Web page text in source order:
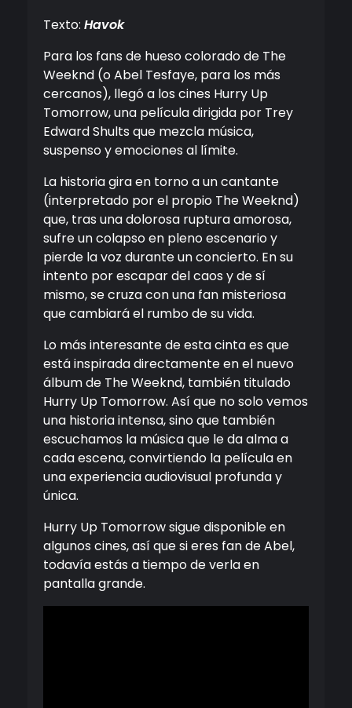
Texto: Havok
Para los fans de hueso colorado de The
Weeknd (o Abel Tesfaye, para los más
cercanos), llegó a los cines Hurry Up
Tomorrow, una película dirigida por Trey
Edward Shults que mezcla música,
suspenso y emociones al límite.
La historia gira en torno a un cantante
(interpretado por el propio The Weeknd)
que, tras una dolorosa ruptura amorosa,
sufre un colapso en pleno escenario y
pierde la voz durante un concierto. En su
intento por escapar del caos y de sí
mismo, se cruza con una fan misteriosa
que cambiará el rumbo de su vida.
Lo más interesante de esta cinta es que
está inspirada directamente en el nuevo
álbum de The Weeknd, también titulado
Hurry Up Tomorrow. Así que no solo vemos
una historia intensa, sino que también
escuchamos la música que le da alma a
cada escena, convirtiendo la película en
una experiencia audiovisual profunda y
única.
Hurry Up Tomorrow sigue disponible en
algunos cines, así que si eres fan de Abel,
todavía estás a tiempo de verla en
pantalla grande.